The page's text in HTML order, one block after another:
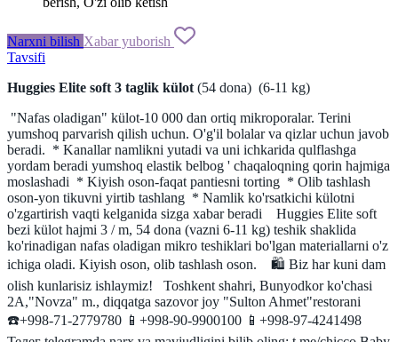
Narxni bilish Xabar yuborish
Tavsifi
Huggies Elite soft 3 taglik külot (54 dona) (6-11 kg)
"Nafas oladigan" külot-10 000 dan ortiq mikroporalar. Terini
yumshoq parvarish qilish uchun. O'g'il bolalarva qizlar uchun javob
beradi. * Kanallar namlikni yutadi va uni ichkarida qulflashga
yordam beradi yumshoq elastik belbog ' chaqaloqning qorin hajmiga
moslashadi * Kiyish oson-faqat pantiesni torting * Olib tashlash
oson-yon tikuvni yirtib tashlang * Namlik ko'rsatkichi külotni
o'zgartirish vaqti kelganida sizga xabarberadi Huggies Elite soft
bezi külot hajmi 3 / m, 54 dona (vazni 6-11 kg) teshik shaklida
ko'rinadigan nafas oladigan mikro teshiklari bo'lgan materiallarni o'z
ichiga oladi. Kiyish oson, olib tashlash oson. 🛍 Biz har kuni dam
olish kunlarisiz ishlaymiz! Toshkent shahri, Bunyodkorko'chasi
2A,"Novza" m., diqqatga sazovor joy "Sulton Ahmet"restorani
☎️+998-71-2779780 📱+998-90-9900100 📱+998-97-4241498